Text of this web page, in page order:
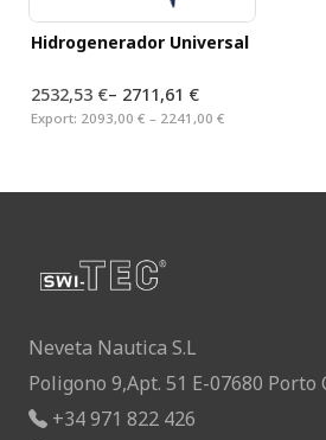
Hidrogenerador Universal
2532,53 €– 2711,61 €
Export: 2093,00 € – 2241,00 €
Neveta Nautica S.L
Poligono 9,Apt. 51 E-07680
+34 971 822 426